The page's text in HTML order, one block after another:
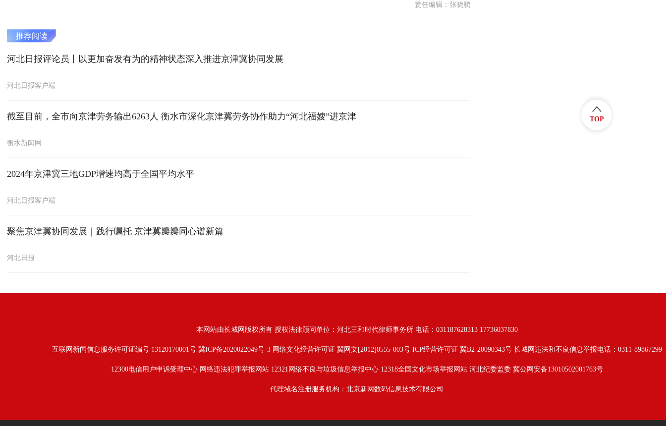
责任编辑：张晓鹏
推荐阅读
河北日报评论员丨以更加奋发有为的精神状态深入推进京津冀协同发展
河北日报客户端
截至目前，全市向京津劳务输出6263人 衡水市深化京津冀劳务协作助力“河北福嫂”进京津
衡水新闻网
2024年京津冀三地GDP增速均高于全国平均水平
河北日报客户端
聚焦京津冀协同发展｜践行嘱托 京津冀瓣瓣同心谱新篇
河北日报
本网站由长城网版权所有 授权法律顾问单位：河北三和时代律师事务所 电话：031187628313 17736037830
互联网新闻信息服务许可证编号 13120170001号 冀ICP备2020022049号-3网络文化经营许可证 冀网文[2012]0555-003号 ICP经营许可证 冀B2-20090343号 长城网违法和不良信息举报电话：0311-89867299
12300电信用户申诉受理中心 网络违法犯罪举报网站 12321网络不良与垃圾信息举报中心 12318全国文化市场举报网站 河北纪委监委 冀公网安备13010502001763号
代理域名注册服务机构：北京新网数码信息技术有限公司
TOP